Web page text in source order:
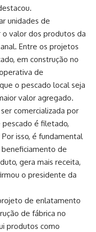
unidades de
valor dos produtos da
Entre os projetos
em construção no
de
o pescado local seja
valor agregado.
comercializada por
pescado é filetado,
isso, é fundamental
de
gera mais receita,
o presidente da
de enlatamento
de fábrica no
produtos como